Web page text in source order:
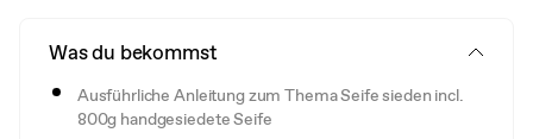
Was du bekommst
Ausführliche Anleitung zum Thema Seife sieden incl.
800g handgesiedete Seife